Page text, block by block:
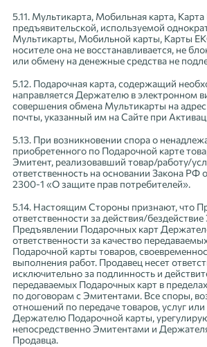
5.11. Мультикарта, Мобильная карта,
предъявительской, используемой
Мультикарты, Мобильной карты, Карты
носителе она не восстанавливается, не
или обмену на денежные средства не
5.12. Подарочная карта, содержащий
направляется Держателю в электронном
совершения обмена Мультикарты на
почты, указанный им на Сайте при
5.13. При возникновении спора о
приобретенного по Подарочной карте
Эмитент, реализовавший товар/работу/
ответственность на основании Закона
2300-1 «О защите прав потребителей».
5.14. Настоящим Стороны признают, что
ответственности за действия/
Предъявлении Подарочных карт
ответственности за качество
Подарочной карты товаров,
выполнения работ. Продавец несет
исключительно за подлинность и
передаваемых Подарочных карт в
по договорам с Эмитентами. Все споры,
отношений по передаче товаров, услуг
Держателю Подарочной карты,
непосредственно Эмитентами и
Продавца.